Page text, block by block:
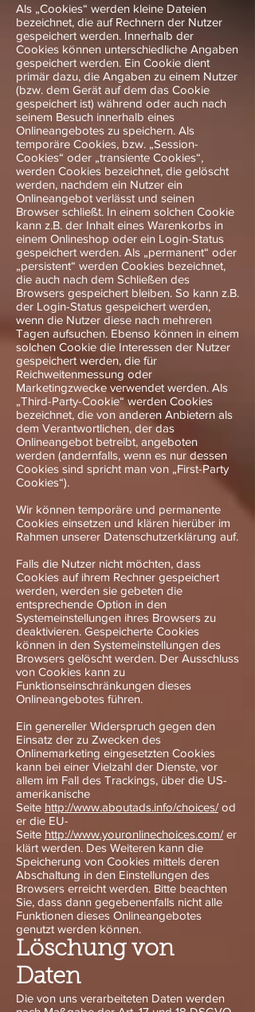
Als „Cookies“ werden kleine Dateien
bezeichnet, die auf Rechnern der Nutzer
gespeichert werden. Innerhalb der
Cookies können unterschiedliche Angaben
gespeichert werden. Ein Cookie dient
primär dazu, die Angaben zu einem Nutzer
(bzw. dem Gerät auf dem das Cookie
gespeichert ist) während oder auch nach
seinem Besuch innerhalb eines
Onlineangebotes zu speichern. Als
temporäre Cookies, bzw. „Session-
Cookies“ oder „transiente Cookies“,
werden Cookies bezeichnet, die gelöscht
werden, nachdem ein Nutzer ein
Onlineangebot verlässt und seinen
Browser schließt. In einem solchen Cookie
kann z.B. der Inhalt eines Warenkorbs in
einem Onlineshop oder ein Login-Status
gespeichert werden. Als „permanent“ oder
„persistent“ werden Cookies bezeichnet,
die auch nach dem Schließen des
Browsers gespeichert bleiben. So kann z.B.
der Login-Status gespeichert werden,
wenn die Nutzer diese nach mehreren
Tagen aufsuchen. Ebenso können in einem
solchen Cookie die Interessen der Nutzer
gespeichert werden, die für
Reichweitenmessung oder
Marketingzwecke verwendet werden. Als
„Third-Party-Cookie“ werden Cookies
bezeichnet, die von anderen Anbietern als
dem Verantwortlichen, der das
Onlineangebot betreibt, angeboten
werden (andernfalls, wenn es nur dessen
Cookies sind spricht man von „First-Party
Cookies“).
Wir können temporäre und permanente
Cookies einsetzen und klären hierüber im
Rahmen unserer Datenschutzerklärung auf.
Falls die Nutzer nicht möchten, dass
Cookies auf ihrem Rechner gespeichert
werden, werden sie gebeten die
entsprechende Option in den
Systemeinstellungen ihres Browsers zu
deaktivieren. Gespeicherte Cookies
können in den Systemeinstellungen des
Browsers gelöscht werden. Der Ausschluss
von Cookies kann zu
Funktionseinschränkungen dieses
Onlineangebotes führen.
Ein genereller Widerspruch gegen den
Einsatz der zu Zwecken des
Onlinemarketing eingesetzten Cookies
kann bei einer Vielzahl der Dienste, vor
allem im Fall des Trackings, über die US-
amerikanische
Seite http://www.aboutads.info/choices/od
er die EU-
Seite http://www.youronlinechoices.com/er
klärt werden. Des Weiteren kann die
Speicherung von Cookies mittels deren
Abschaltung in den Einstellungen des
Browsers erreicht werden. Bitte beachten
Sie, dass dann gegebenenfalls nicht alle
Funktionen dieses Onlineangebotes
genutzt werden können.
Löschung von
Daten
Die von uns verarbeiteten Daten werden